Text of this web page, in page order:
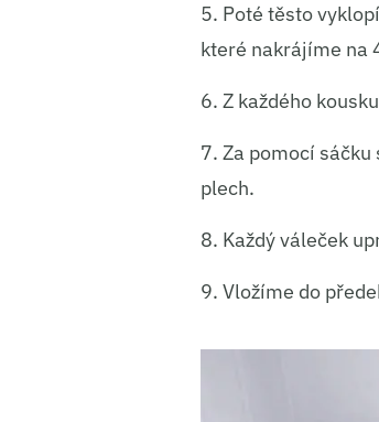
5. Poté těsto
které nakrájíme na
6. Z každého
7. Za pomocí
plech.
8. Každý váleček
9. Vložíme do